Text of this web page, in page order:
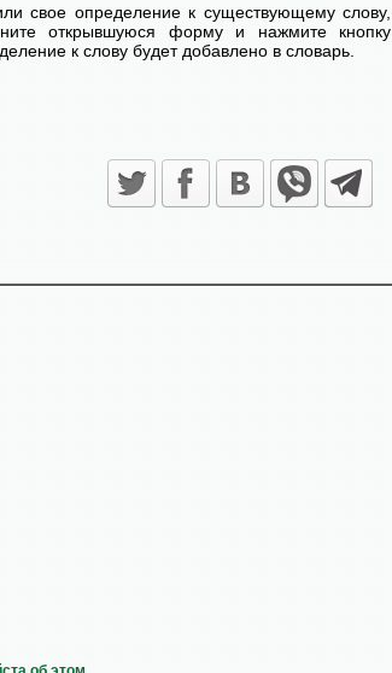
свое определение к существующему слову,
открывшуюся форму и нажмите кнопку
к слову будет добавлено в словарь.